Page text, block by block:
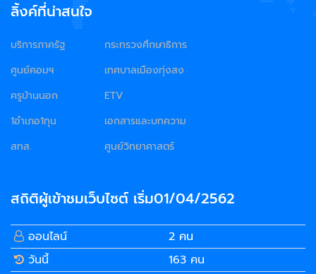
ลิ้งค์ที่น่าสนใจ
บริการภาครัฐ
ศูนย์คอมฯ
ครูบ้านนอก
1อำเภอ1ทุน
สทส.
กระทรวงศึกษาธิการ
เทศบาลเมืองทุ่งสง
ETV
เอกสารและบทความ
ศูนย์วิทยาศาสตร์
สถิติผู้เข้าชมเว็บไซต์ เริ่ม01/04/2562
ออนไลน์
2 คน
วันนี้
163 คน